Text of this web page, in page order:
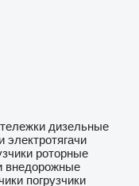
дизельные
электротягачи
роторные
внедорожные
погрузчики